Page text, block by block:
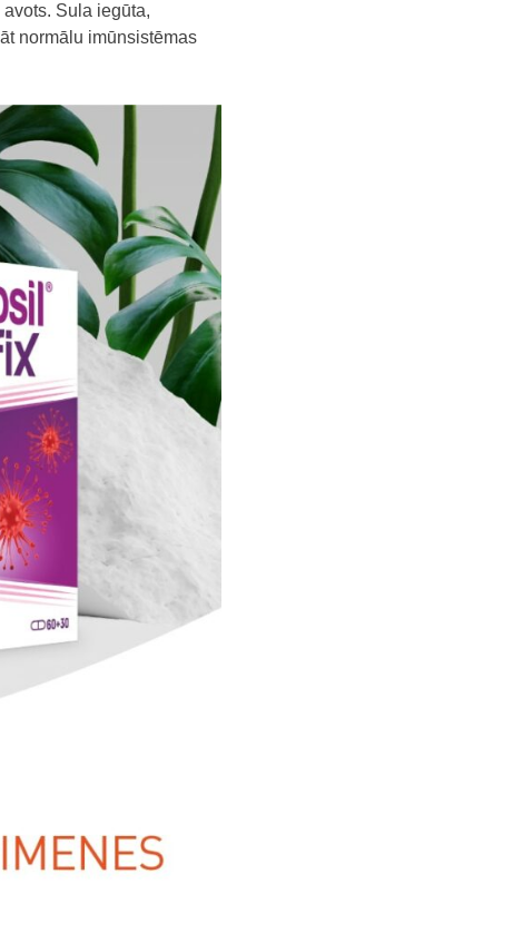
Sula iegūta,
normālu imūnsistēmas